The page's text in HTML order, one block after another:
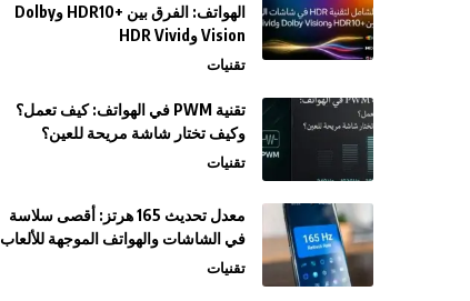
الهواتف: الفرق بين +HDR10 وDolby
Vision وHDR Vivid
تقنيات
تقنية PWM في الهواتف: كيف تعمل؟
وكيف تختار شاشة مريحة للعين؟
تقنيات
معدل تحديث 165 هرتز: أقصى سلاسة
في الشاشات والهواتف الموجهة للألعاب
تقنيات